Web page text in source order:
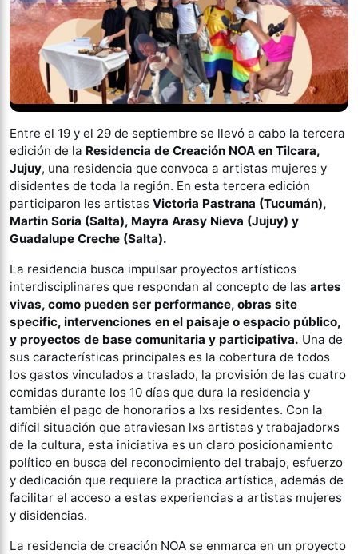
Entre el 19 y el 29 de septiembre se llevó a cabo la tercera
edición de la Residencia de Creación NOA en Tilcara,
Jujuy, una residencia que convoca a artistas mujeres y
disidentes de toda la región. En esta tercera edición
participaron les artistas Victoria Pastrana (Tucumán),
Martin Soria (Salta), Mayra Arasy Nieva (Jujuy) y
Guadalupe Creche (Salta).
La residencia busca impulsar proyectos artísticos
interdisciplinares que respondan al concepto de las artes
vivas, como pueden ser performance, obras site
specific, intervenciones en el paisaje o espacio público,
y proyectos de base comunitaria y participativa. Una de
sus características principales es la cobertura de todos
los gastos vinculados a traslado, la provisión de las cuatro
comidas durante los 10 días que dura la residencia y
también el pago de honorarios a lxs residentes. Con la
difícil situación que atraviesan lxs artistas y trabajadorxs
de la cultura, esta iniciativa es un claro posicionamiento
político en busca del reconocimiento del trabajo, esfuerzo
y dedicación que requiere la practica artística, además de
facilitar el acceso a estas experiencias a artistas mujeres
y disidencias.
La residencia de creación NOA se enmarca en un proyecto